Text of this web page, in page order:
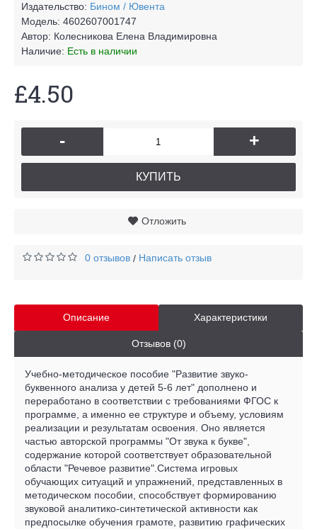
Издательство: Бином / Ювента
Модель: 4602607001747
Автор: Колесникова Елена Владимировна
Наличие: Есть в наличии
£4.50
- +
КУПИТЬ
Отложить
0 отзывов / Написать отзыв
Описание Характеристики
Отзывов (0)
Учебно-методическое пособие "Развитие звуко-
буквенного анализа у детей 5-6 лет" дополнено и
переработано в соответствии с требованиями ФГОС к
программе, а именно ее структуре и объему, условиям
реализации и результатам освоения. Оно является
частью авторской программы "От звука к букве",
содержание которой соответствует образовательной
области "Речевое развитие".Система игровых
обучающих ситуаций и упражнений, представленных в
методическом пособии, способствует формированию
звуковой аналитико-синтетической активности как
предпосылке обучения грамоте, развитию графических